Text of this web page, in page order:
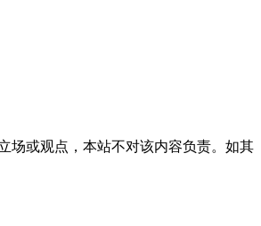
场或观点，本站不对该内容负责。如其